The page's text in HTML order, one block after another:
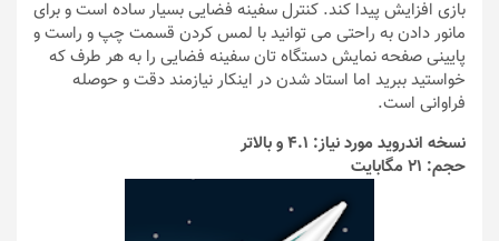
بازی افزایش پیدا کند. کنترل سفینه فضایی بسیار ساده است و برای
مانور دادن به راحتی می توانید با لمس کردن قسمت چپ و راست و
پایینی صفحه نمایش دستگاه تان سفینه فضایی را به هر طرف که
خواستید ببرید اما استاد شدن در اینکار نیازمند دقت و حوصله
فراوانی است.
نسخه اندروید مورد نیاز: 4.1 و بالاتر
حجم: 21 مگابایت